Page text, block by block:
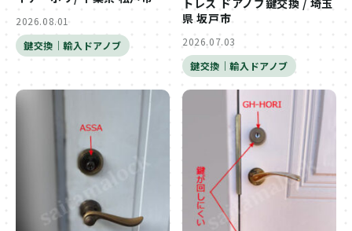
2026.08.01
鍵交換｜輸入ドアノブ
県 坂戸市
2026.07.03
鍵交換｜輸入ドアノブ